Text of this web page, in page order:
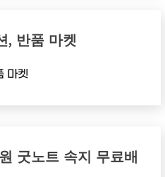
, 반품 마켓
굿노트 속지 무료배